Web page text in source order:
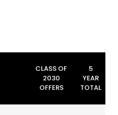
CLASS OF
2030
OFFERS
5
YEAR
TOTAL